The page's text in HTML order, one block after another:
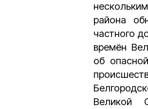
района
частного
времён
об
Великой